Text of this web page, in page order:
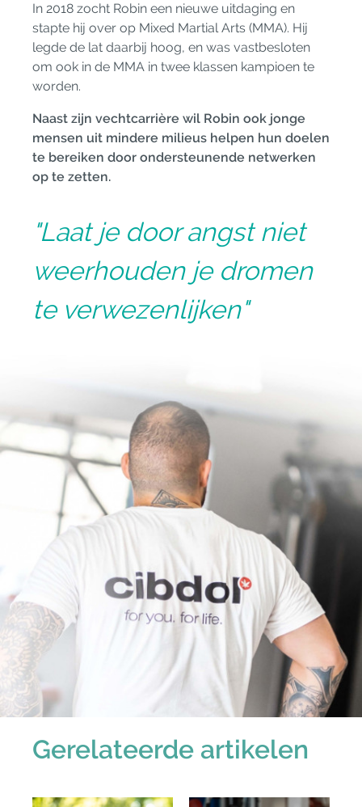
In 2018 zocht Robin een nieuwe uitdaging en
stapte hij over op Mixed Martial Arts (MMA). Hij
legde de lat daarbij hoog, en was vastbesloten
om ook in de MMA in twee klassen kampioen te
worden.
Naast zijn vechtcarrière wil Robin ook jonge
mensen uit mindere milieus helpen hun doelen
te bereiken door ondersteunende netwerken
op te zetten.
"Laat je door angst niet
weerhouden je dromen
te verwezenlijken"
Gerelateerde artikelen